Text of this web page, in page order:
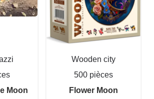
Moon
Wooden city
500 pièces
Flower Moon